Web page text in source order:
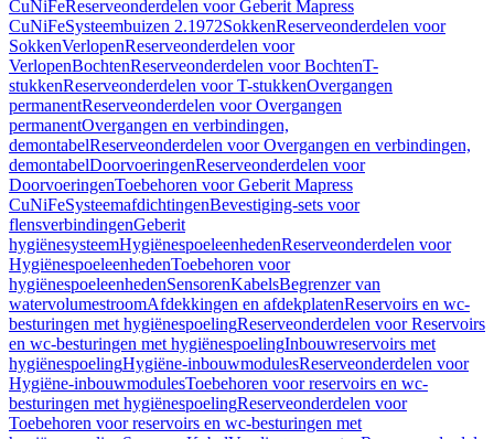
CuNiFeReserveonderdelen voor Geberit Mapress
CuNiFeSysteembuizen 2.1972SokkenReserveonderdelen voor
SokkenVerlopenReserveonderdelen voor
VerlopenBochtenReserveonderdelen voor BochtenT-
stukkenReserveonderdelen voor T-stukkenOvergangen
permanentReserveonderdelen voor Overgangen
permanentOvergangen en verbindingen,
demontabelReserveonderdelen voor Overgangen en verbindingen,
demontabelDoorvoeringenReserveonderdelen voor
DoorvoeringenToebehoren voor Geberit Mapress
CuNiFeSysteemafdichtingenBevestiging-sets voor
flensverbindingenGeberit
hygiënesysteemHygiënespoeleenhedenReserveonderdelen voor
HygiënespoeleenhedenToebehoren voor
hygiënespoeleenhedenSensorenKabelsBegrenzer van
watervolumestroomAfdekkingen en afdekplatenReservoirs en wc-
besturingen met hygiënespoelingReserveonderdelen voor Reservoirs
en wc-besturingen met hygiënespoelingInbouwreservoirs met
hygiënespoelingHygiëne-inbouwmodulesReserveonderdelen voor
Hygiëne-inbouwmodulesToebehoren voor reservoirs en wc-
besturingen met hygiënespoelingReserveonderdelen voor
Toebehoren voor reservoirs en wc-besturingen met